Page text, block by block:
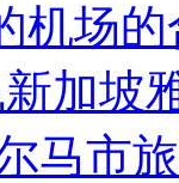
机场
加坡
马市